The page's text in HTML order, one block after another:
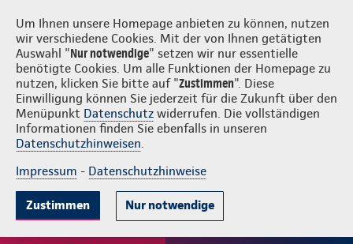
Um Ihnen unsere Homepage anbieten zu können, nutzen
wir verschiedene Cookies. Mit der von Ihnen getätigten
Auswahl "Nur notwendige" setzen wir nur essentielle
benötigte Cookies. Um alle Funktionen der Homepage zu
nutzen, klicken Sie bitte auf "Zustimmen". Diese
Einwilligung können Sie jederzeit für die Zukunft über den
Menüpunkt Datenschutz widerrufen. Die vollständigen
Informationen finden Sie ebenfalls in unseren
Datenschutzhinweisen.
Impressum - Datenschutzhinweise
Zustimmen Nur notwendige
Sven Mirek Login